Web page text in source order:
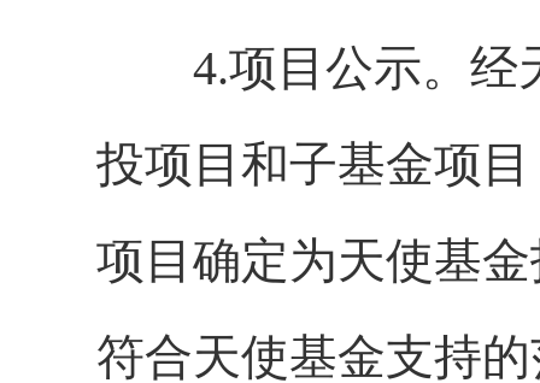
4.项目公示。经
投项目和子基金项
项目确定为天使基
符合天使基金支持